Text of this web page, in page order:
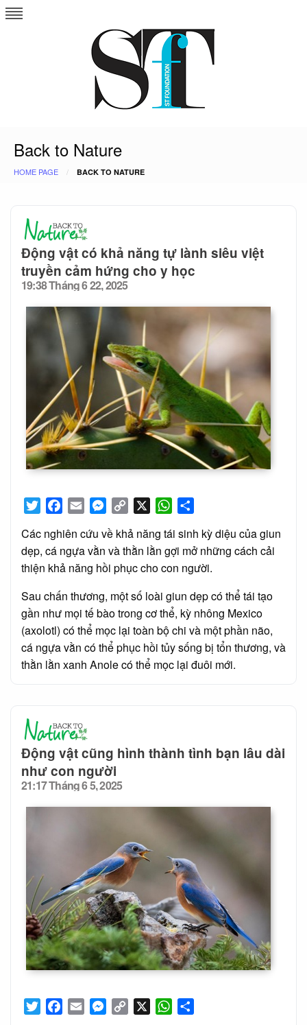
Skip
to
Back to Nature
HOME PAGE BACK TO NATURE
TwitterFacebook
Email Messenger
Copy
WhatsApp
Các nghiên cứu về khả năng tái sinh kỳ diệu của giun
dẹp, cá ngựa vằn và thằn lằn gợi mở những cách cải
thiện khả năng hồi phục cho con người.
Sau chấn thương, một số loài giun dẹp có thể tái tạo
gần như mọi tế bào trong cơ thể, kỳ nhông Mexico
(axolotl) có thể mọc lại toàn bộ chi và một phần não,
cá ngựa vằn có thể phục hồi tủy sống bị tổn thương, và
thằn lằn xanh Anole có thể mọc lại đuôi mới.
Động vật có khả năng tự lành siêu việt
truyền cảm hứng cho y học
Posted
on
19:38 Tháng 6 22, 2025
TwitterFacebook
Email Messenger
Copy
WhatsApp
Động vật cũng hình thành tình bạn lâu dài
như con người
Posted
on
21:17 Tháng 6 5, 2025